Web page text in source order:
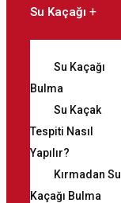
Su Kaçağı
Su Kaçağı
Bulma
Su Kaçak
Tespiti Nasıl
Yapılır?
Kırmadan Su
Kaçağı Bulma